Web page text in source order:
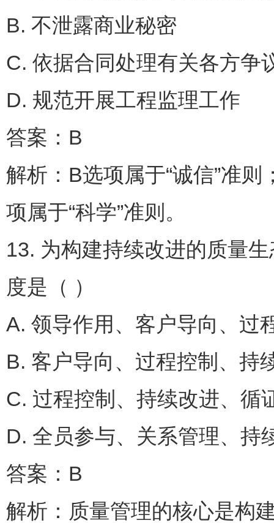
B. 不泄露商业秘密
C. 依据合同处理有关各
D. 规范开展工程监理工作
答案：B
解析：B选项属于“诚信”准则
项属于“科学”准则。
13. 为构建持续改进的质量
度是（ ）
A. 领导作用、客户导向
B. 客户导向、过程控制
C. 过程控制、持续改进
D. 全员参与、关系管理、持
答案：B
解析：质量管理的核心是构